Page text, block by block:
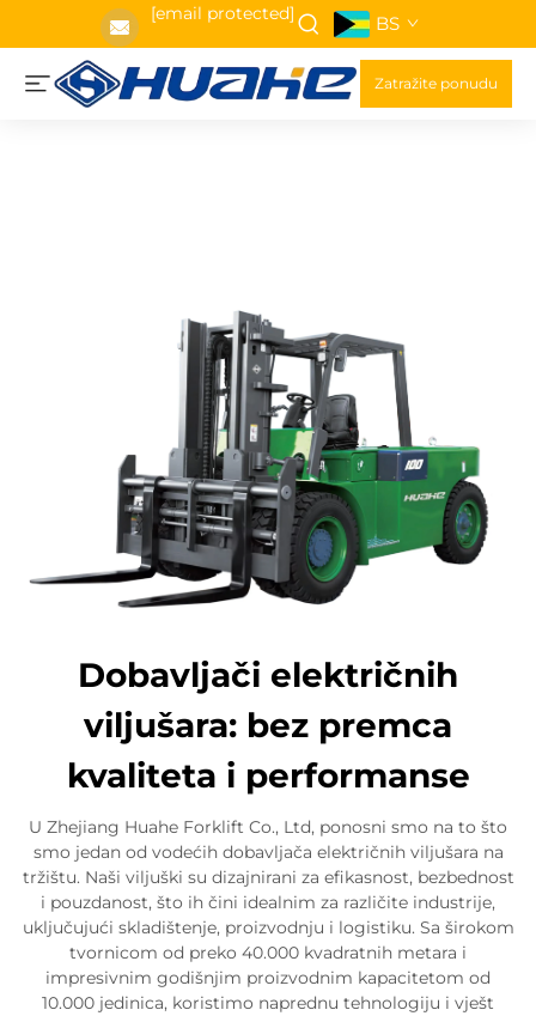
[email protected] BS
Zatražite ponudu
Dobavljači električnih
viljušara: bez premca
kvaliteta i performanse
U Zhejiang Huahe Forklift Co., Ltd, ponosni smo na to što
smo jedan od vodećih dobavljača električnih viljušara na
tržištu. Naši viljuški su dizajnirani za efikasnost, bezbednost
i pouzdanost, što ih čini idealnim za različite industrije,
uključujući skladištenje, proizvodnju i logistiku. Sa širokom
tvornicom od preko 40.000 kvadratnih metara i
impresivnim godišnjim proizvodnim kapacitetom od
10.000 jedinica, koristimo naprednu tehnologiju i vješt